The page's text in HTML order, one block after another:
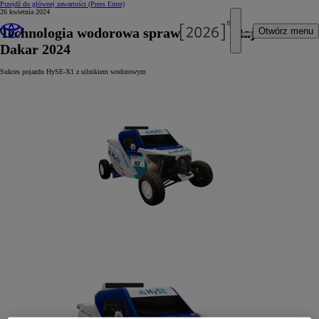
Przejdź do głównej zawartości (Press Enter)
Otwórz menu
26 kwietnia 2024
Technologia wodorowa sprawdzona w Rajdzie
Dakar 2024
Sukces pojazdu HySE-X1 z silnikiem wodorowym